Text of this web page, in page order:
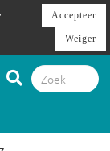
Accepteer
Weiger